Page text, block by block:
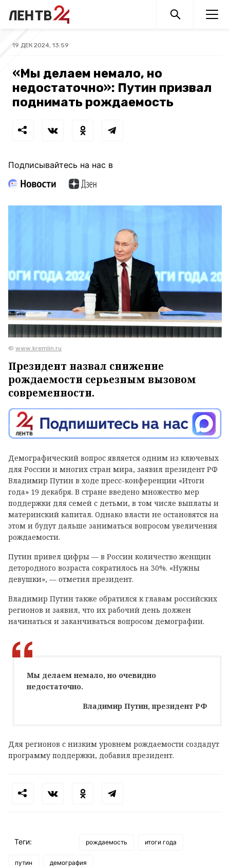
19 ДЕК 2024, 13:59
«Мы делаем немало, но
недостаточно»: Путин призвал
поднимать рождаемость
Подписывайтесь на нас в
© www.kremlin.ru
Президент назвал снижение
рождаемости серьезным вызовом
современности.
Демографический вопрос является одним из ключевых
для России и многих стран мира, заявил президент РФ
Владимир Путин в ходе пресс-конференции «Итоги
года» 19 декабря. В стране введено множество мер
поддержки для семей с детьми, в том числе выплаты и
материнский капитал. Однако власти не остановятся на
этом и будут дальше заниматься вопросом увеличения
рождаемости.
Путин привел цифры — в России количество женщин
детородного возраста сократилось на 30%. «Нужны
девушки», — отметил президент.
Владимир Путин также обратился к главам российских
регионов и заявил, что их рабочий день должен
начинаться и заканчиваться вопросом демографии.
Мы делаем немало, но очевидно
недостаточно.
Владимир Путин, президент РФ
Для регионов с низким уровнем рождаемости создадут
программу поддержки, добавил президент.
Теги: рождаемость итоги года
путин демография